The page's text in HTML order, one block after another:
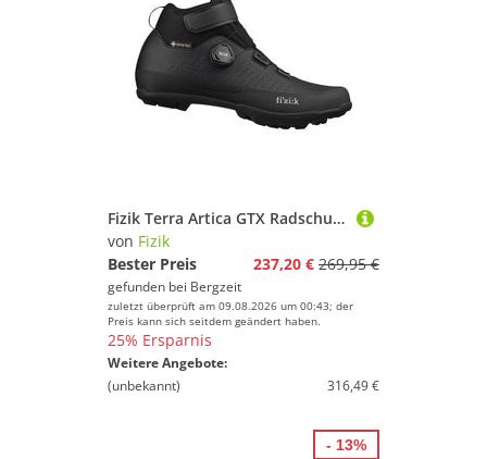
Fizik Terra Artica GTX Radschuhe
von Fizik
Bester Preis
237,20 € 269,95 €
gefunden bei Bergzeit
zuletzt überprüft am 09.08.2026 um 00:43; der
Preis kann sich seitdem geändert haben.
25% Ersparnis
Weitere Angebote:
(unbekannt)
316,49 €
- 13%